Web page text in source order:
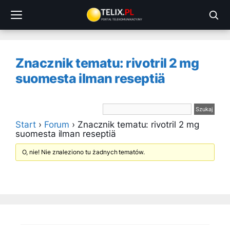
treści
Znacznik tematu: rivotril 2 mg
suomesta ilman reseptiä
Start › Forum › Znacznik tematu: rivotril 2 mg
suomesta ilman reseptiä
O, nie! Nie znaleziono tu żadnych tematów.